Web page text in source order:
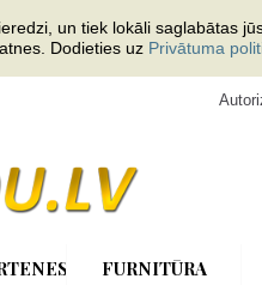
un tiek lokāli saglabātas
Dodieties uz Privātuma
FURNITŪRA